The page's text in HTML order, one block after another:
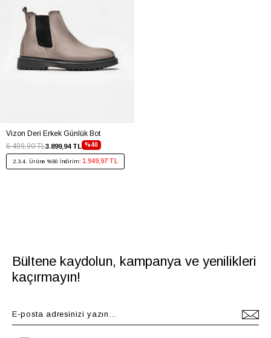
Vizon Deri Erkek Günlük Bot
%40
3.899,94 TL
6.499,90 TL
2.3.4. Ürüne %50 İndirim: 1.949,97 TL
Bültene kaydolun, kampanya ve yenilikleri
kaçırmayın!